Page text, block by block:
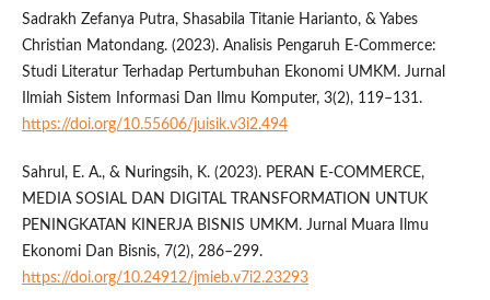
Sadrakh Zefanya Putra, Shasabila Titanie Harianto, & Yabes
Christian Matondang. (2023). Analisis Pengaruh E-Commerce:
Studi Literatur Terhadap Pertumbuhan Ekonomi UMKM. Jurnal
Ilmiah Sistem Informasi Dan Ilmu Komputer, 3(2), 119–131.
https://doi.org/10.55606/juisik.v3i2.494
Sahrul, E. A., & Nuringsih, K. (2023). PERAN E-COMMERCE,
MEDIA SOSIAL DAN DIGITAL TRANSFORMATION UNTUK
PENINGKATAN KINERJA BISNIS UMKM. Jurnal Muara Ilmu
Ekonomi Dan Bisnis, 7(2), 286–299.
https://doi.org/10.24912/jmieb.v7i2.23293